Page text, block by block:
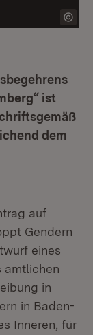
ist
dem
auf
Gendern
eines
amtlichen
in
in Baden-
Inneren, für